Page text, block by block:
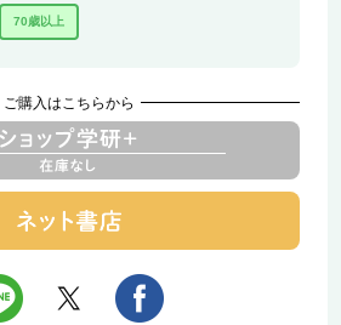
70歳以上
ご購入はこちらから